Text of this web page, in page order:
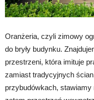
Oranżeria, czyli zimowy
do bryły budynku.
przestrzeni, która imituje
zamiast tradycyjnych
przybudówkach, stawiamy